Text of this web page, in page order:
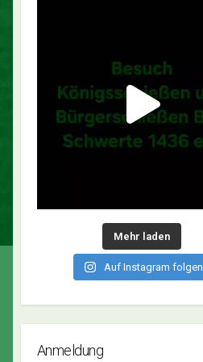
Mehr laden
Auf Instagram folgen
Anmeldung